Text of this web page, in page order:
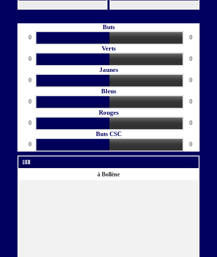
Buts
0 0
Verts
0 0
Jaunes
0 0
Bleus
0 0
Rouges
0 0
Buts CSC
0 0
Lieu
à Bollène